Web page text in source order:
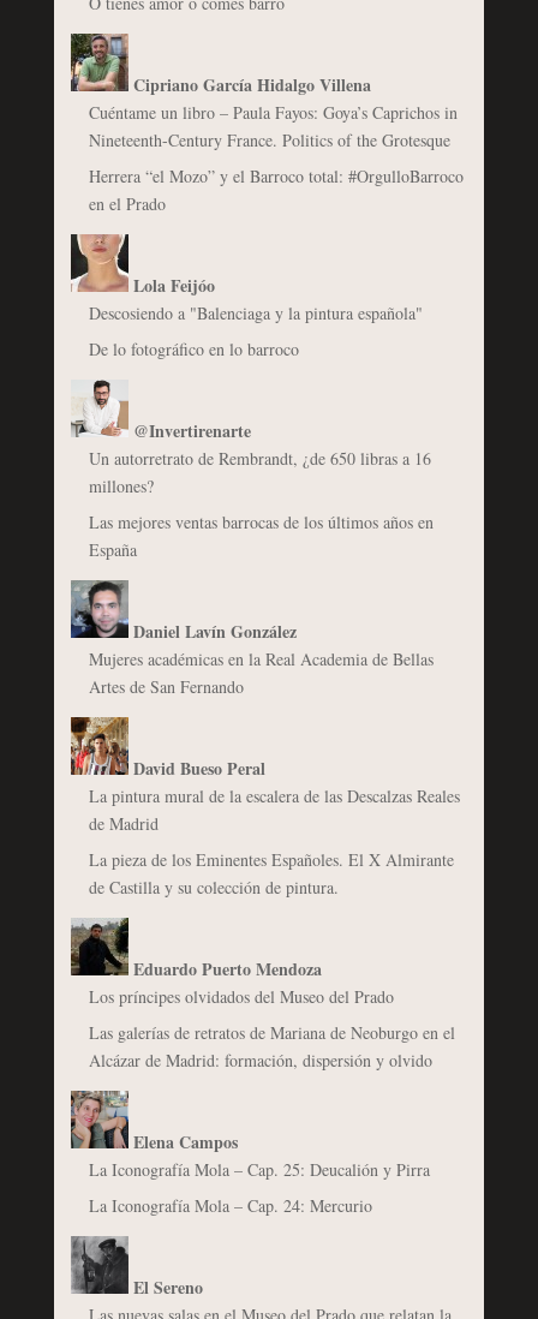
Cipriano García Hidalgo Villena
Cuéntame un libro – Paula Fayos: Goya’s Caprichos in
Nineteenth-Century France. Politics of the Grotesque
Herrera “el Mozo” y el Barroco total: #OrgulloBarroco
en el Prado
Lola Feijóo
Descosiendo a "Balenciaga y la pintura española"
De lo fotográfico en lo barroco
@Invertirenarte
Un autorretrato de Rembrandt, ¿de 650 libras a 16
millones?
Las mejores ventas barrocas de los últimos años en
España
Daniel Lavín González
Mujeres académicas en la Real Academia de Bellas
Artes de San Fernando
David Bueso Peral
La pintura mural de la escalera de las Descalzas Reales
de Madrid
La pieza de los Eminentes Españoles. El X Almirante
de Castilla y su colección de pintura.
Eduardo Puerto Mendoza
Los príncipes olvidados del Museo del Prado
Las galerías de retratos de Mariana de Neoburgo en el
Alcázar de Madrid: formación, dispersión y olvido
Elena Campos
La Iconografía Mola – Cap. 25: Deucalión y Pirra
La Iconografía Mola – Cap. 24: Mercurio
El Sereno